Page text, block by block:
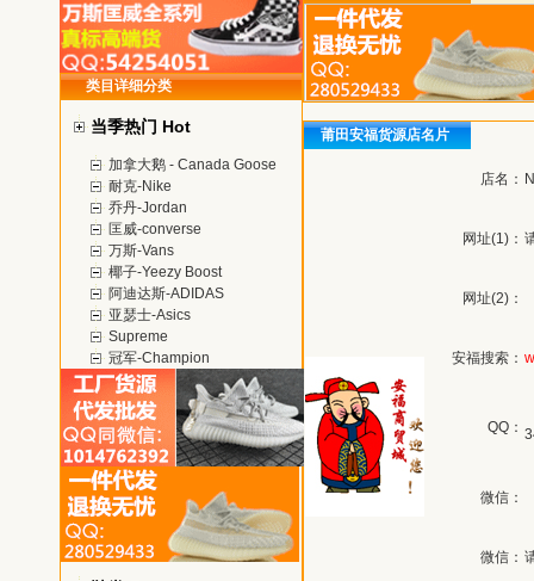
类目详细分类
当季热门 Hot
加拿大鹅 - Canada Goose
耐克-Nike
乔丹-Jordan
匡威-converse
万斯-Vans
椰子-Yeezy Boost
阿迪达斯-ADIDAS
亚瑟士-Asics
Supreme
冠军-Champion
莆田安福货源店名片
店名：
网址(1)：
网址(2)：
安福搜索：
QQ：
微信：
微信：